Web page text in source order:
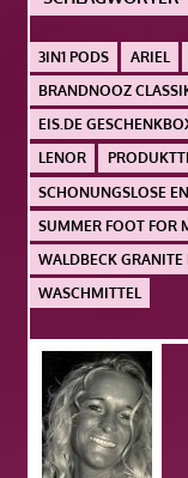
3IN1 PODS ARIEL
BRANDNOOZ
EIS.DE
LENOR
SCHONUNGSLOSE
SUMMER FOOT FOR
WALDBECK GRANITE
WASCHMITTEL